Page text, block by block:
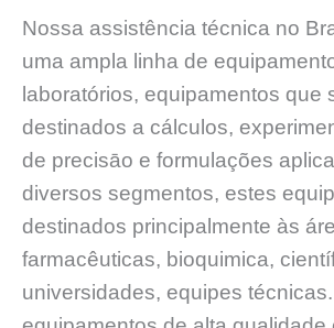
Nossa assistência técnica no
uma ampla linha de
laboratórios, equipamentos que
destinados a cálculos,
de precisāo e formulações
diversos segmentos, estes
destinados principalmente às
farmacêuticas, bioquimica,
universidades, equipes